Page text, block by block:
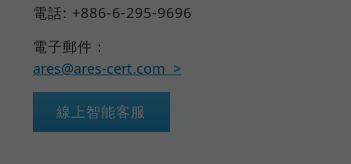
電話: +886-6-295-9696
電子郵件：
ares@ares-cert.com
線上智能客服